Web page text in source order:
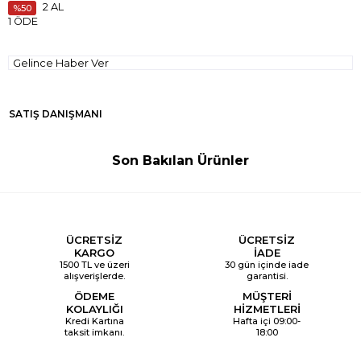
50
2 AL
1 ÖDE
Gelince Haber Ver
SATIŞ DANIŞMANI
Son Bakılan Ürünler
ÜCRETSİZ
KARGO
1500 TL ve üzeri
alışverişlerde.
ÜCRETSİZ
İADE
30 gün içinde iade
garantisi.
ÖDEME
KOLAYLIĞI
Kredi Kartına
taksit imkanı.
MÜŞTERİ
HİZMETLERİ
Hafta içi 09:00-
18:00